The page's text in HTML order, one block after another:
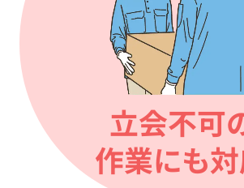
立会不可
作業にも